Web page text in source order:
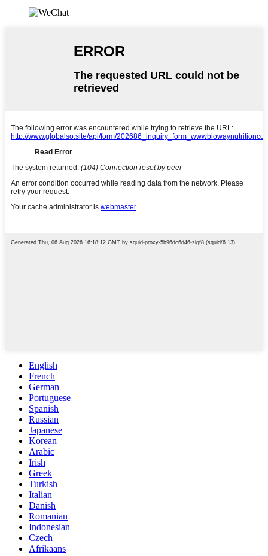
English
French
German
Portuguese
Spanish
Russian
Japanese
Korean
Arabic
Irish
Greek
Turkish
Italian
Danish
Romanian
Indonesian
Czech
Afrikaans